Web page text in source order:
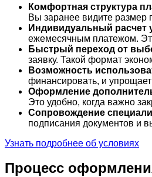
Комфортная структура
Вы заранее видите размер
Индивидуальный расчет
ежемесячным платежом.
Быстрый переход от
заявку. Такой формат
Возможность
финансировать, и
Оформление
Это удобно, когда важно
Сопровождение
подписания документов и
Узнать подробнее об условиях
Процесс